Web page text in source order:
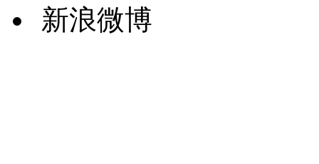
新浪微博